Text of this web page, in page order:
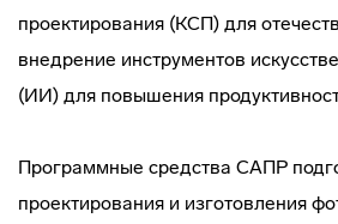
проектирования (КСП) для
внедрение инструментов
(ИИ) для повышения
Программные средства САПР
проектирования и изготовления